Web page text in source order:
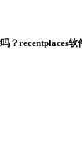
？recentplaces软